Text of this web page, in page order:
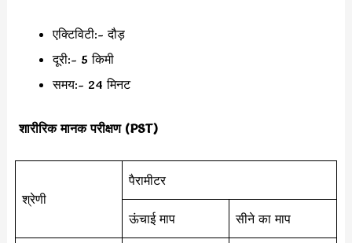
एक्टिविटी:- दौड़
दूरी:- 5 किमी
समय:- 24 मिनट
शारीरिक मानक परीक्षण (PST)
श्रेणी
पैरामीटर
ऊंचाई माप सीने का माप